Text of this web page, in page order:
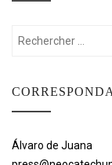
Rechercher:
Álvaro de Juana